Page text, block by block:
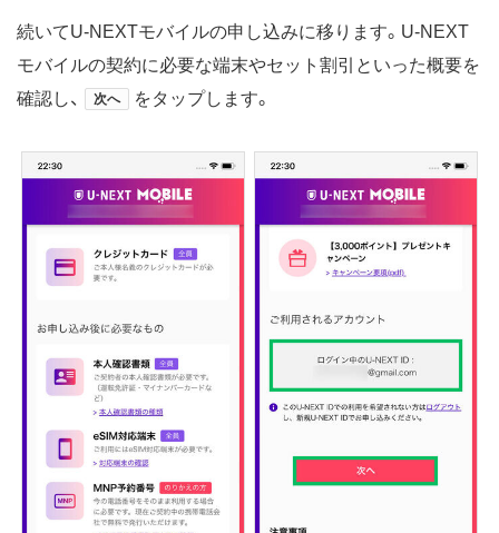
続いてU-NEXTモバイルの申し込みに移ります。U-NEXT
モバイルの契約に必要な端末やセット割引といった概要を
確認し、
次へ をタップします。